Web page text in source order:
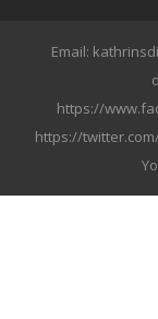
Email:
https://
https://